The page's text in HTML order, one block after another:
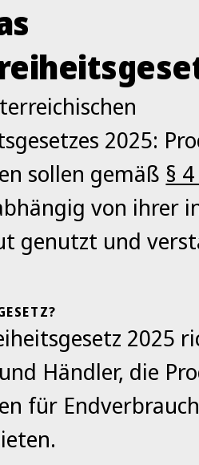
2025:
sollen gemäß §
von ihrer
genutzt und
2025
Händler, die
für